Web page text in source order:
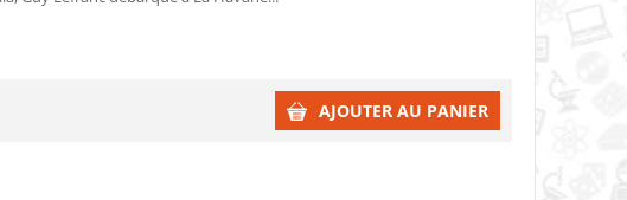
AJOUTER AU PANIER